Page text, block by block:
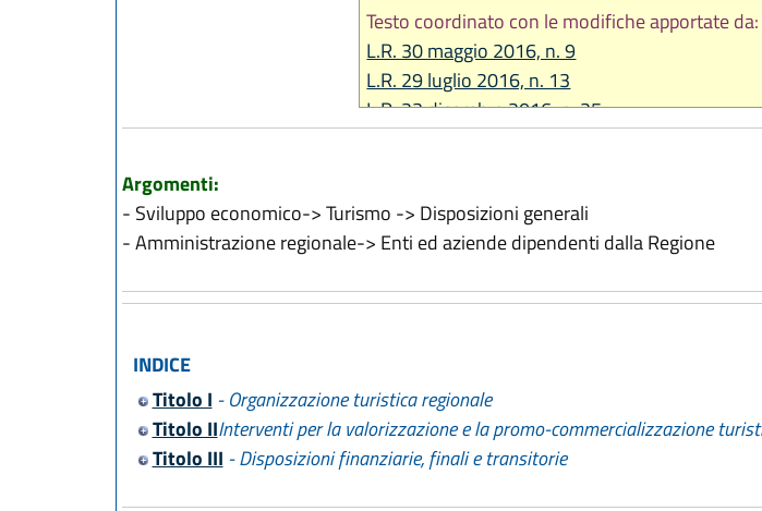
Testo coordinato con le modifiche apportate da:
L.R. 30 maggio 2016, n. 9
L.R. 29 luglio 2016, n. 13
L.R. 23 dicembre 2016, n. 25
L.R. 29 luglio 2021, n. 8
L.R. 28 luglio 2022, n. 9
L.R. 29 dicembre 2025, n. 11
Argomenti:
- Sviluppo economico-> Turismo -> Disposizioni generali
- Amministrazione regionale-> Enti ed aziende dipendenti dalla Regione
INDICE
Titolo I - Organizzazione turistica regionale
Titolo IIInterventi per la valorizzazione e la promo-commercializzazione
Titolo III - Disposizioni finanziarie, finali e transitorie